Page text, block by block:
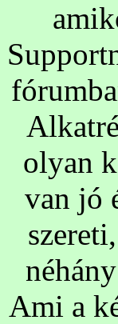
olyan
van jó
Ami a